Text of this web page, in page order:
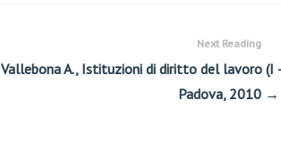
Next Reading
Vallebona A., Istituzioni di diritto del lavoro (I
Padova, 2010 →